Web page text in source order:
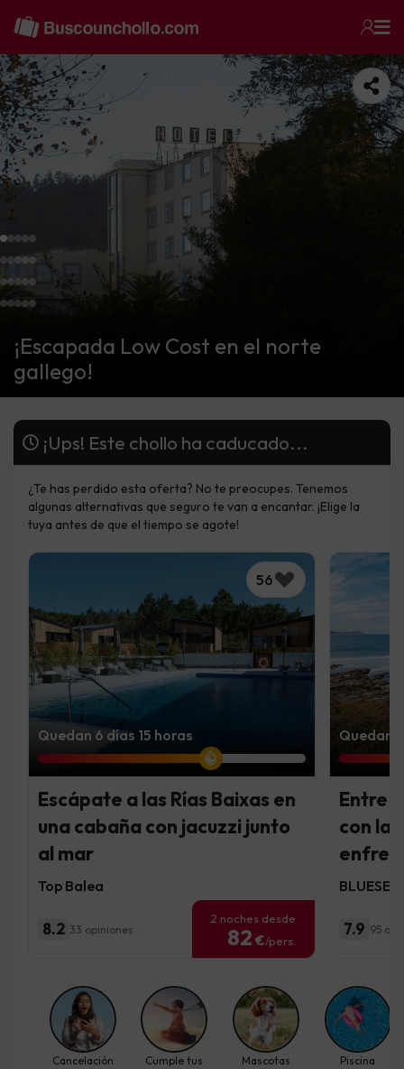
¡Escapada Low Cost en el norte
gallego!
¡Ups! Este chollo ha caducado...
¿Te has perdido esta oferta? No te preocupes. Tenemos
algunas alternativas que seguro te van a encantar. ¡Elige la
tuya antes de que el tiempo se agote!
56
Quedan 6 días 15 horas
Escápate a las Rías Baixas en
una cabaña con jacuzzi junto
al mar
Top Balea
8.2 33 opiniones
2 noches desde
82 €/pers.
Quedan
Entre
con la
7.9 95
Cancelación
Cumple tus
Mascotas Piscina